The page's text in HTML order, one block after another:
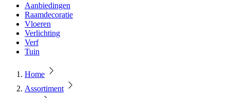
Aanbiedingen
Raamdecoratie
Vloeren
Verlichting
Verf
Tuin
Home
Assortiment